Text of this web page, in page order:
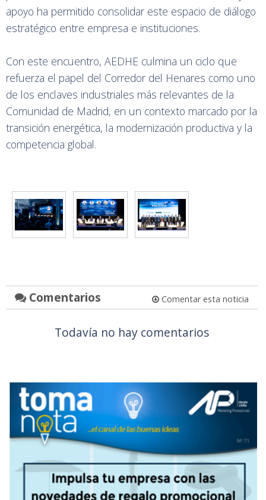
apoyo ha permitido consolidar este espacio de diálogo
estratégico entre empresa e instituciones.
Con este encuentro, AEDHE culmina un ciclo que
refuerza el papel del Corredor del Henares como uno
de los enclaves industriales más relevantes de la
Comunidad de Madrid, en un contexto marcado por la
transición energética, la modernización productiva y la
competencia global.
Comentarios Comentar esta noticia
Todavía no hay comentarios